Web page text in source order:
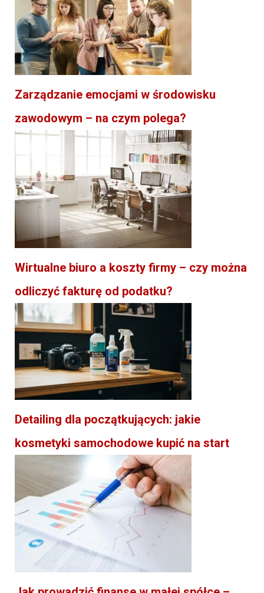
Zarządzanie emocjami w środowisku
zawodowym – na czym polega?
Wirtualne biuro a koszty firmy – czy można
odliczyć fakturę od podatku?
Detailing dla początkujących: jakie
kosmetyki samochodowe kupić na start